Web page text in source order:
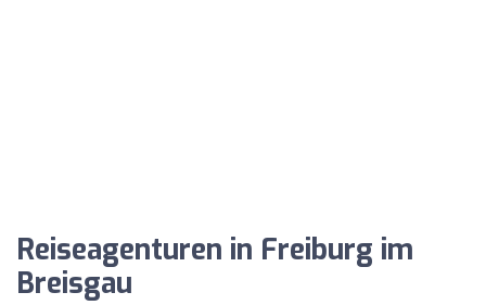
Reiseagenturen in Freiburg im
Breisgau